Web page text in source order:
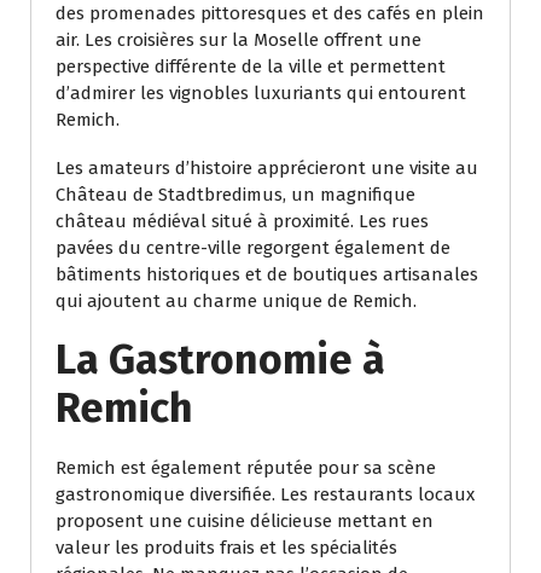
des promenades pittoresques et des cafés en plein
air. Les croisières sur la Moselle offrent une
perspective différente de la ville et permettent
d’admirer les vignobles luxuriants qui entourent
Remich.
Les amateurs d’histoire apprécieront une visite au
Château de Stadtbredimus, un magnifique
château médiéval situé à proximité. Les rues
pavées du centre-ville regorgent également de
bâtiments historiques et de boutiques artisanales
qui ajoutent au charme unique de Remich.
La Gastronomie à
Remich
Remich est également réputée pour sa scène
gastronomique diversifiée. Les restaurants locaux
proposent une cuisine délicieuse mettant en
valeur les produits frais et les spécialités